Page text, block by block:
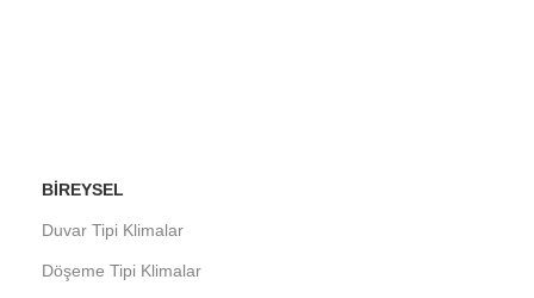
BIREYSEL
Duvar Tipi Klimalar
Döşeme Tipi Klimalar